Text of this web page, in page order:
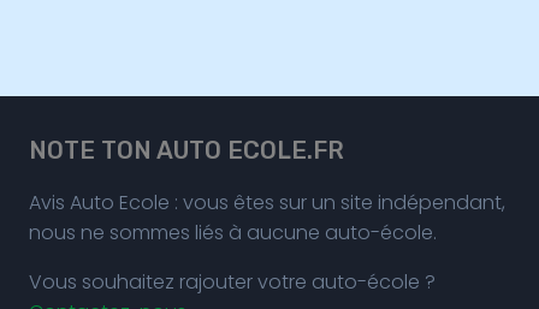
NOTE TON AUTO ECOLE.FR
Avis Auto Ecole : vous êtes sur un site indépendant,
nous ne sommes liés à aucune auto-école.
Vous souhaitez rajouter votre auto-école ?